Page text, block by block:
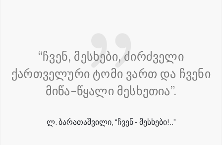
“ჩვენ, მესხები, ძირძველი
ქართველური ტომი ვართ და ჩვენი
მიწა-წყალი მესხეთია”.
Ლ. ᲑᲐᲠᲐᲗᲐᲨᲕᲘᲚᲘ, “ᲩᲕᲔᲜ - ᲛᲔᲡᲮᲔᲑᲘ!..”